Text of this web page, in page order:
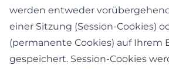
werden entweder
einer Sitzung (Session-Cookies)
(permanente Cookies) auf Ihrem
gespeichert. Session-Cookies